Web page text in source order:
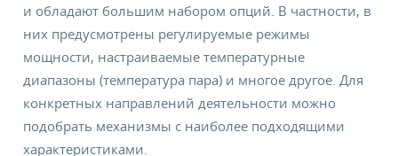
и обладают большим набором опций. В частности, в
них предусмотрены регулируемые режимы
мощности, настраиваемые температурные
диапазоны (температура пара) и многое другое. Для
конкретных направлений деятельности можно
подобрать механизмы с наиболее подходящими
характеристиками.
ЗАКАЗАТЬ ОБОРУДОВАНИЕ